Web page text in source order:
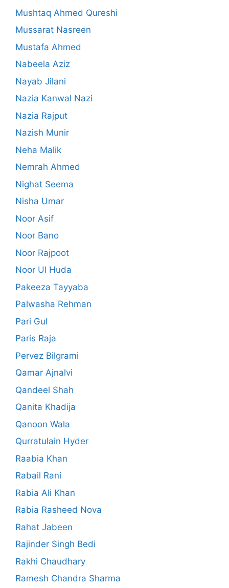
Mushtaq Ahmed Qureshi
Mussarat Nasreen
Mustafa Ahmed
Nabeela Aziz
Nayab Jilani
Nazia Kanwal Nazi
Nazia Rajput
Nazish Munir
Neha Malik
Nemrah Ahmed
Nighat Seema
Nisha Umar
Noor Asif
Noor Bano
Noor Rajpoot
Noor Ul Huda
Pakeeza Tayyaba
Palwasha Rehman
Pari Gul
Paris Raja
Pervez Bilgrami
Qamar Ajnalvi
Qandeel Shah
Qanita Khadija
Qanoon Wala
Qurratulain Hyder
Raabia Khan
Rabail Rani
Rabia Ali Khan
Rabia Rasheed Nova
Rahat Jabeen
Rajinder Singh Bedi
Rakhi Chaudhary
Ramesh Chandra Sharma